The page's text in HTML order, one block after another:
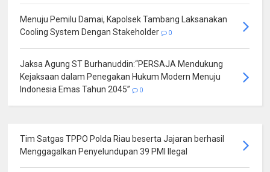
Menuju Pemilu Damai, Kapolsek Tambang Laksanakan
Cooling System Dengan Stakeholder
0
Jaksa Agung ST Burhanuddin:“PERSAJA Mendukung
Kejaksaan dalam Penegakan Hukum Modern Menuju
Indonesia Emas Tahun 2045”
0
Tim Satgas TPPO Polda Riau beserta Jajaran berhasil
Menggagalkan Penyelundupan 39 PMI Ilegal